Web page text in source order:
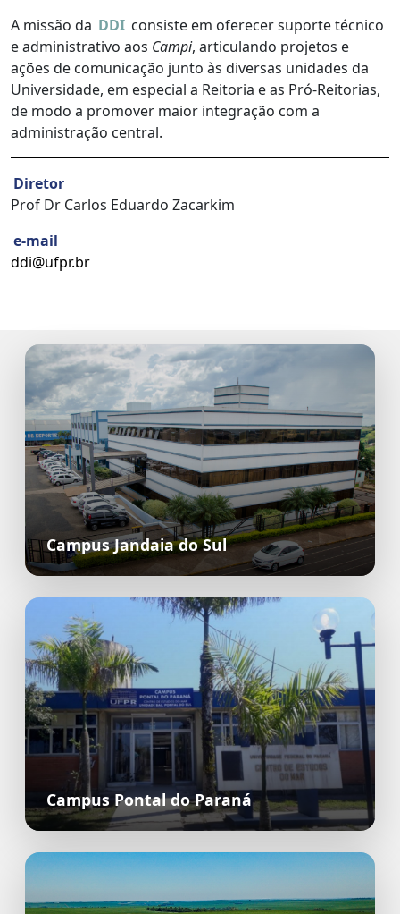
A missão da DDI consiste em oferecer suporte técnico
e administrativo aos Campi, articulando projetos e
ações de comunicação junto às diversas unidades da
Universidade, em especial a Reitoria e as Pró-Reitorias,
de modo a promover maior integração com a
administração central.
Diretor
Prof Dr Carlos Eduardo Zacarkim
e-mail
ddi@ufpr.br
Campus Jandaia do Sul
Campus Pontal do Paraná